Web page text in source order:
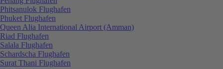
Phitsanulok Flughafen
Phuket Flughafen
Queen Alia International Airport (Amman)
Riad Flughafen
Salala Flughafen
Schardscha Flughafen
Surat Thani Flughafen